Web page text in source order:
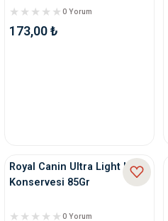
0 Yorum
173,00 ₺
Royal Canin Ultra Light Kedi
Konservesi 85Gr
0 Yorum